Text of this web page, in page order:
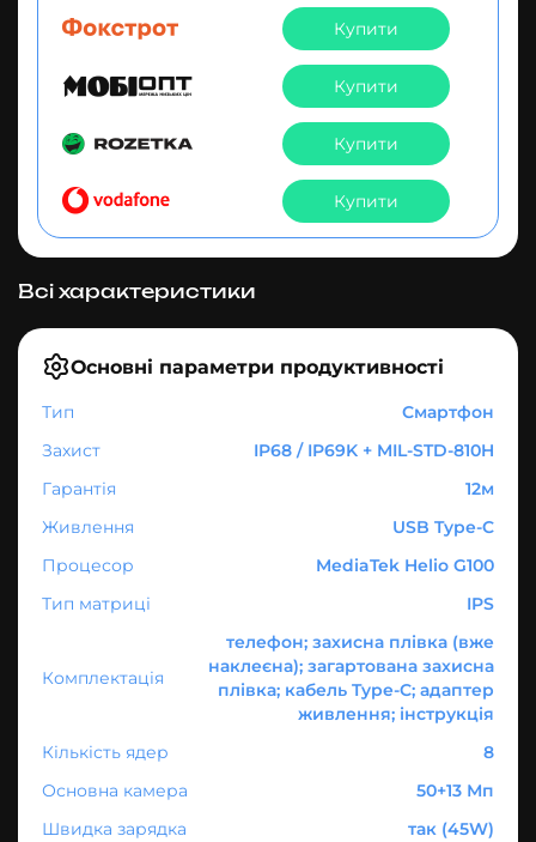
Купити
Купити
Купити
Купити
Всі характеристики
Основні параметри продуктивності
Тип
Смартфон
Захист
IP68 / IP69K + MIL-STD-810H
Гарантія
12м
Живлення
USB Type-C
Процесор
MediaTek Helio G100
Тип матриці
IPS
Комплектація
телефон; захисна плівка (вже
наклеєна); загартована захисна
плівка; кабель Type-C; адаптер
живлення; інструкція
Кількість ядер
8
Основна камера
50+13 Мп
Швидка зарядка
так (45W)